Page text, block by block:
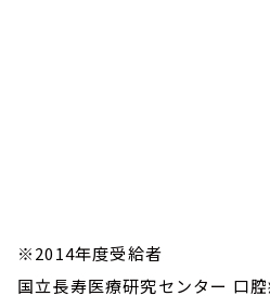
※2014年度受給者
国立長寿医療研究センター 口